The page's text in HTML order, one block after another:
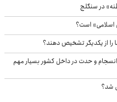
در سنگلج
اسلامی» است؟
از یکدیگر تشخیص دهند؟
و حدت در داخل کشور بسیار مهم
شد؟